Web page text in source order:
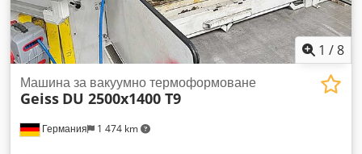
1 /8
Германия 1 474 km
Машина за вакуумно термоформоване
Geiss DU 2500x1400 T9